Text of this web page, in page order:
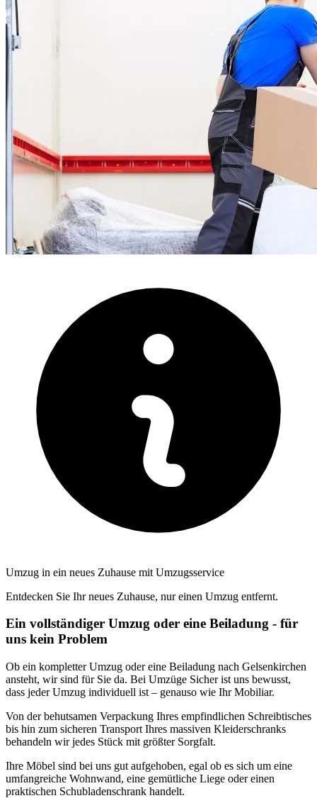
Umzug in ein neues Zuhause mit Umzugsservice
Entdecken Sie Ihr neues Zuhause, nur einen Umzug entfernt.
Ein vollständiger Umzug oder eine Beiladung - für
uns kein Problem
Ob ein kompletter Umzug oder eine Beiladung nach Gelsenkirchen
ansteht, wir sind für Sie da. Bei Umzüge Sicher ist uns bewusst,
dass jeder Umzug individuell ist – genauso wie Ihr Mobiliar.
Von der behutsamen Verpackung Ihres empfindlichen Schreibtisches
bis hin zum sicheren Transport Ihres massiven Kleiderschranks
behandeln wir jedes Stück mit größter Sorgfalt.
Ihre Möbel sind bei uns gut aufgehoben, egal ob es sich um eine
umfangreiche Wohnwand, eine gemütliche Liege oder einen
praktischen Schubladenschrank handelt.